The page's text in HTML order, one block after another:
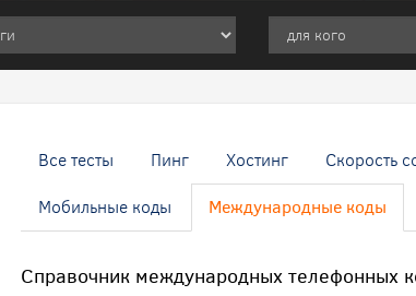
Все тесты Пинг Хостинг Скорость
Мобильные коды Международные коды
Справочник международных телефонных